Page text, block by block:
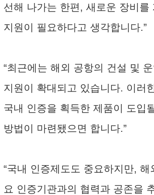
선해 나가는 한편, 새로운 장비를
지원이 필요하다고 생각합니다.”
“최근에는 해외 공항의 건설 및
지원이 확대되고 있습니다. 이러
국내 인증을 획득한 제품이 도입
방법이 마련됐으면 합니다.”
“국내 인증제도도 중요하지만, 해
요 인증기관과의 협력과 공존을